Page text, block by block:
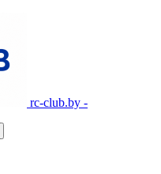
rc-club.by -